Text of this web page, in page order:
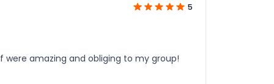
5
amazing and obliging to my group!